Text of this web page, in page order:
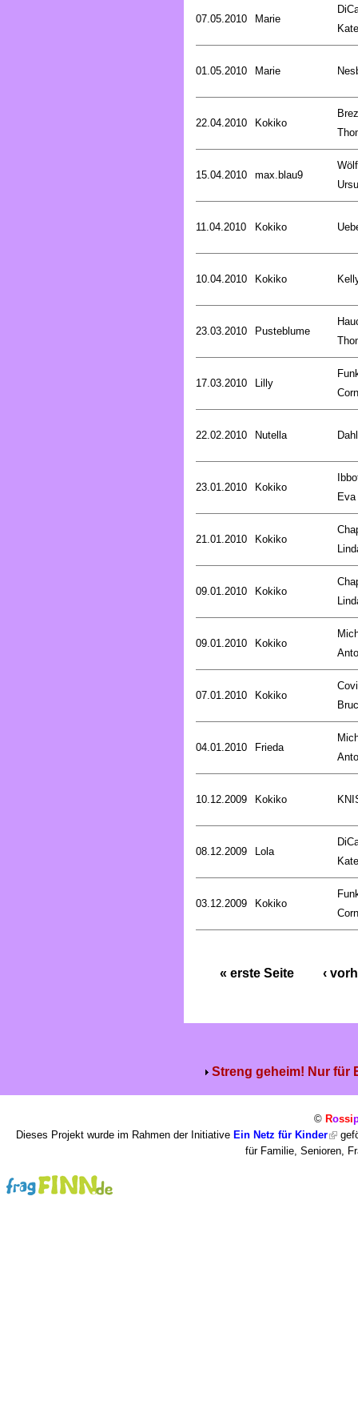
07.05.2010 Marie
Kate
01.05.2010 Marie
22.04.2010 Kokiko
15.04.2010 max.blau9
11.04.2010 Kokiko
10.04.2010 Kokiko
23.03.2010 Pusteblume
17.03.2010 Lilly
22.02.2010 Nutella
23.01.2010 Kokiko
Eva
21.01.2010 Kokiko
09.01.2010 Kokiko
09.01.2010 Kokiko
07.01.2010 Kokiko
04.01.2010 Frieda
10.12.2009 Kokiko
08.12.2009 Lola
Kate
03.12.2009 Kokiko
« erste Seite ‹
Streng geheim! Nur für
© Rossi
Dieses Projekt wurde im Rahmen der Initiative Ein Netz für Kinder
für Familie, Senioren,